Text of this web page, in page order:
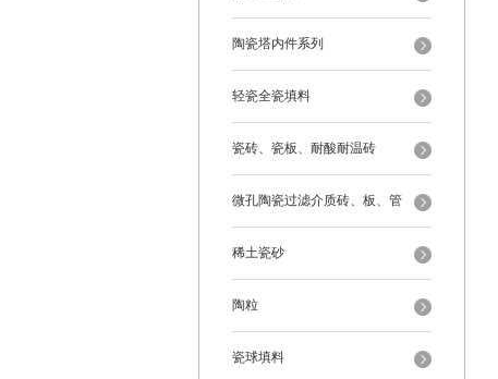
陶瓷塔内件系列
轻瓷全瓷填料
瓷砖、瓷板、耐酸耐温砖
微孔陶瓷过滤介质砖、板、管
稀土瓷砂
陶粒
瓷球填料